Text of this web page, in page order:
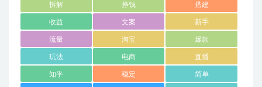
拆解 挣钱 搭建
收益 文案 新手
流量 淘宝 爆款
玩法 电商 直播
知乎 稳定 简单